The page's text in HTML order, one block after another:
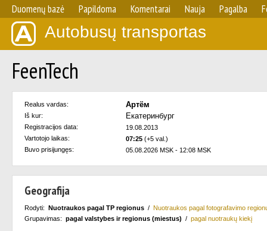
Duomenų bazė Papildoma Komentarai Nauja Pagalba
Autobusų transportas
FeenTech
Realus vardas: Артём
Iš kur: Екатеринбург
Registracijos data:
19.08.2013
Vartotojo laikas:
07:25 (+5 val.)
Buvo prisijungęs:
05.08.2026 MSK - 12:08 MSK
Geografija
Rodyti: Nuotraukos pagal TP regionus / Nuotraukos pagal fotografavimo
Grupavimas: pagal valstybes ir regionus (miestus) / pagal nuotraukų kiekį